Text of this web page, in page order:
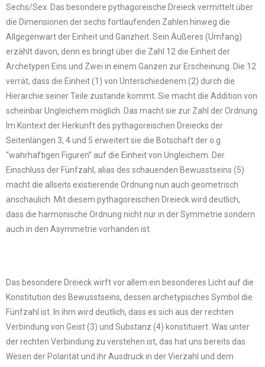
Sechs/Sex. Das besondere pythagoreische Dreieck vermittelt über
die Dimensionen der sechs fortlaufenden Zahlen hinweg die
Allgegenwart der Einheit und Ganzheit. Sein Äußeres (Umfang)
erzählt davon, denn es bringt über die Zahl 12 die Einheit der
Archetypen Eins und Zwei in einem Ganzen zur Erscheinung. Die 12
verrät, dass die Einheit (1) von Unterschiedenem (2) durch die
Hierarchie seiner Teile zustande kommt. Sie macht die Addition von
scheinbar Ungleichem möglich. Das macht sie zur Zahl der Ordnung.
Im Kontext der Herkunft des pythagoreischen Dreiecks der
Seitenlängen 3, 4 und 5 erweitert sie die Botschaft der o.g.
“wahrhaftigen Figuren” auf die Einheit von Ungleichem. Der
Einschluss der Fünfzahl, alias des schauenden Bewusstseins (5)
macht die allseits existierende Ordnung nun auch geometrisch
anschaulich. Mit diesem pythagoreischen Dreieck wird deutlich,
dass die harmonische Ordnung nicht nur in der Symmetrie sondern
auch in den Asymmetrie vorhanden ist.
Das besondere Dreieck wirft vor allem ein besonderes Licht auf die
Konstitution des Bewusstseins, dessen archetypisches Symbol die
Fünfzahl ist. In ihm wird deutlich, dass es sich aus der rechten
Verbindung von Geist (3) und Substanz (4) konstituiert. Was unter
der rechten Verbindung zu verstehen ist, das hat uns bereits das
Wesen der Polarität und ihr Ausdruck in der Vierzahl und dem